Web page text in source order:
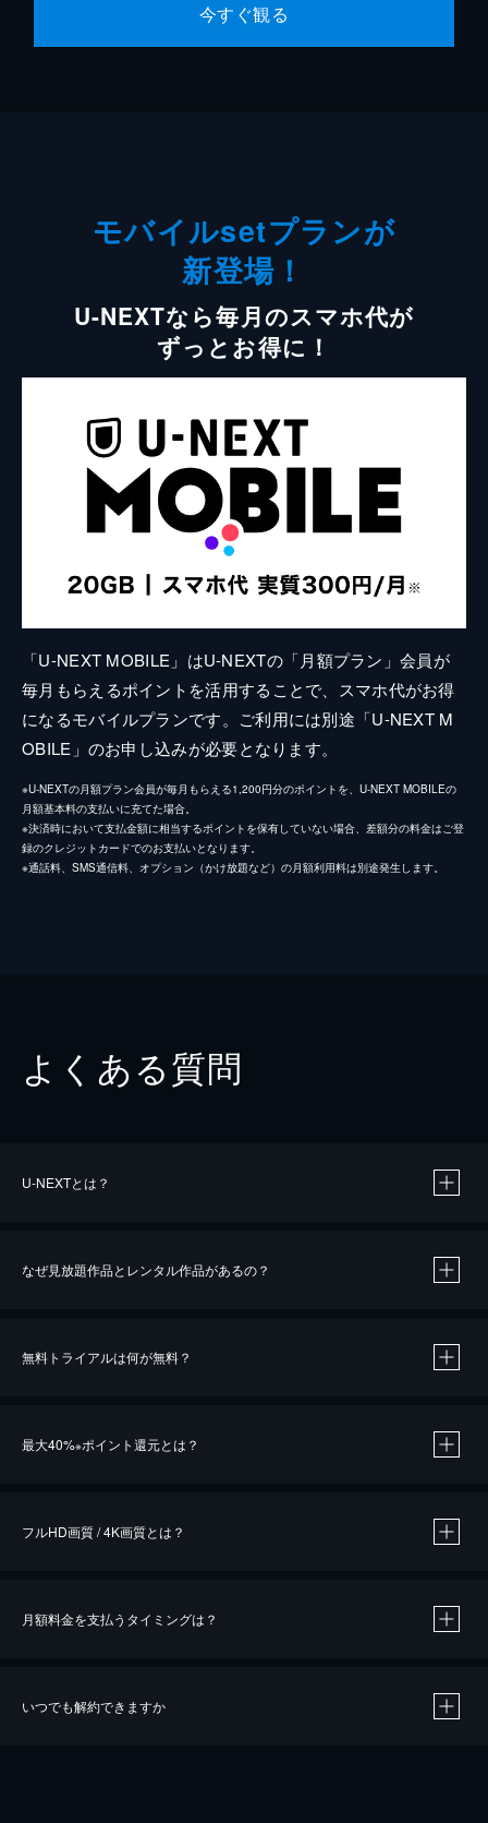
今すぐ観る
モバイルsetプランが
新登場！
U-NEXTなら毎月のスマホ代が
ずっとお得に！
「U-NEXT MOBILE」はU-NEXTの「月額プラン」会員が
毎月もらえるポイントを活用することで、スマホ代がお得
になるモバイルプランです。ご利用には別途「U-NEXT M
OBILE」のお申し込みが必要となります。
※U-NEXTの月額プラン会員が毎月もらえる1,200円分のポイントを、U-NEXT MOBILEの
月額基本料の支払いに充てた場合。
※決済時において支払金額に相当するポイントを保有していない場合、差額分の料金はご登
録のクレジットカードでのお支払いとなります。
※通話料、SMS通信料、オプション（かけ放題など）の月額利用料は別途発生します。
よくある質問
U-NEXTとは？
なぜ見放題作品とレンタル作品があるの？
無料トライアルは何が無料？
最大40%※ポイント還元とは？
※40％ポイント還元の対象は、クレジットカード決済による作品の購入 / レンタルです。
iOSアプリのUコイン決済による作品の購入 / レンタルは、20％のポイント還元です。
フルHD画質 / 4K画質とは？
月額料金を支払うタイミングは？
いつでも解約できますか